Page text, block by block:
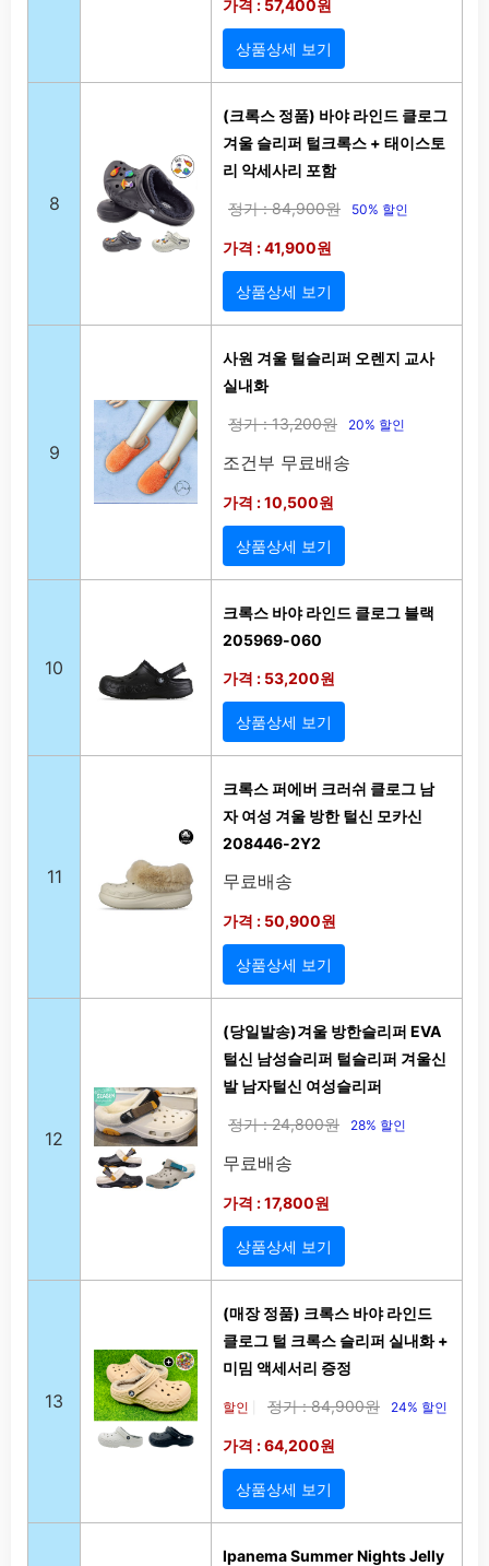
가격 : 57,400원
상품상세 보기
8
(크록스 정품) 바야 라인드 클로그
겨울 슬리퍼 털크록스 + 태이스토
리 악세사리 포함
정가 : 84,900원 50% 할인
가격 : 41,900원
상품상세 보기
9
사원 겨울 털슬리퍼 오렌지 교사
실내화
정가 : 13,200원 20% 할인
조건부 무료배송
가격 : 10,500원
상품상세 보기
10
크록스 바야 라인드 클로그 블랙
205969-060
가격 : 53,200원
상품상세 보기
11
크록스 퍼에버 크러쉬 클로그 남
자 여성 겨울 방한 털신 모카신
208446-2Y2
무료배송
가격 : 50,900원
상품상세 보기
12
(당일발송)겨울 방한슬리퍼 EVA
털신 남성슬리퍼 털슬리퍼 겨울신
발 남자털신 여성슬리퍼
정가 : 24,800원 28% 할인
무료배송
가격 : 17,800원
상품상세 보기
13
(매장 정품) 크록스 바야 라인드
클로그 털 크록스 슬리퍼 실내화 +
미밈 액세서리 증정
할인 정가 : 84,900원 24% 할인
가격 : 64,200원
상품상세 보기
Ipanema Summer Nights Jelly